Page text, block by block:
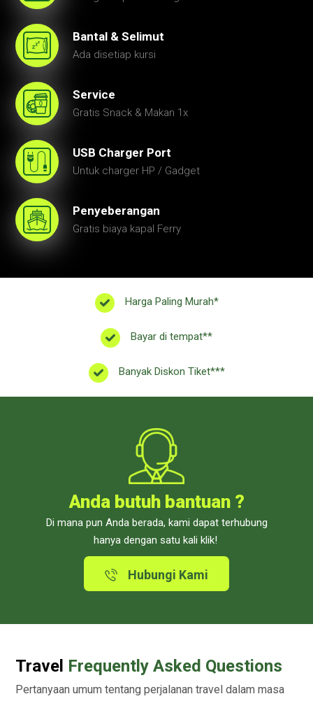
Bantal & Selimut
Ada disetiap kursi
Service
Gratis Snack & Makan 1x
USB Charger Port
Untuk charger HP / Gadget
Penyeberangan
Gratis biaya kapal Ferry
Harga Paling Murah*
Bayar di tempat**
Banyak Diskon Tiket***
Anda butuh bantuan ?
Di mana pun Anda berada, kami dapat terhubung
hanya dengan satu kali klik!
Hubungi Kami
Travel Frequently Asked Questions
Pertanyaan umum tentang perjalanan travel dalam masa